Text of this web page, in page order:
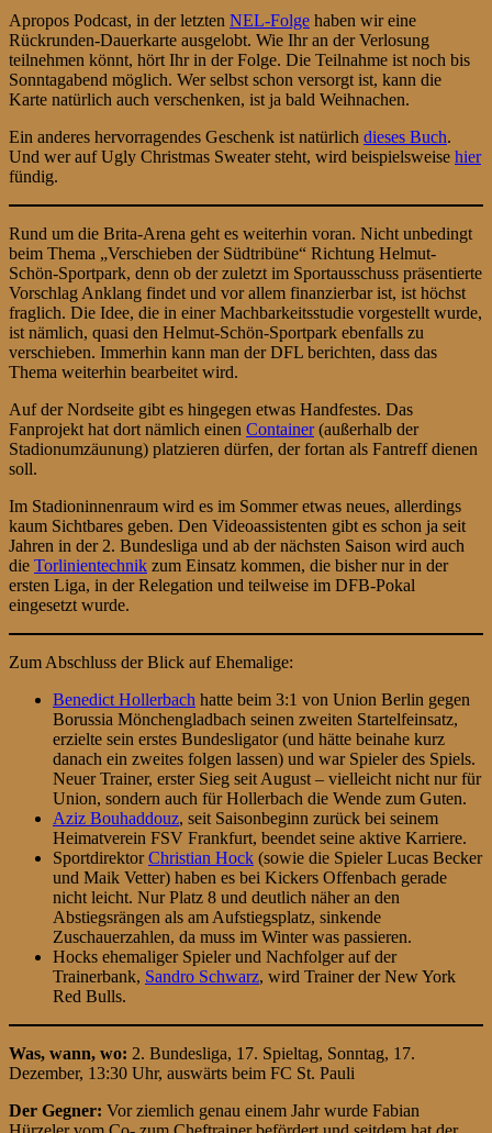
Apropos Podcast, in der letzten NEL-Folge haben wir eine
Rückrunden-Dauerkarte ausgelobt. Wie Ihr an der Verlosung
teilnehmen könnt, hört Ihr in der Folge. Die Teilnahme ist noch bis
Sonntagabend möglich. Wer selbst schon versorgt ist, kann die
Karte natürlich auch verschenken, ist ja bald Weihnachen.
Ein anderes hervorragendes Geschenk ist natürlich dieses Buch.
Und wer auf Ugly Christmas Sweater steht, wird beispielsweise hier
fündig.
Rund um die Brita-Arena geht es weiterhin voran. Nicht unbedingt
beim Thema „Verschieben der Südtribüne“ Richtung Helmut-
Schön-Sportpark, denn ob der zuletzt im Sportausschuss präsentierte
Vorschlag Anklang findet und vor allem finanzierbar ist, ist höchst
fraglich. Die Idee, die in einer Machbarkeitsstudie vorgestellt wurde,
ist nämlich, quasi den Helmut-Schön-Sportpark ebenfalls zu
verschieben. Immerhin kann man der DFL berichten, dass das
Thema weiterhin bearbeitet wird.
Auf der Nordseite gibt es hingegen etwas Handfestes. Das
Fanprojekt hat dort nämlich einen Container(außerhalb der
Stadionumzäunung) platzieren dürfen, der fortan als Fantreff dienen
soll.
Im Stadioninnenraum wird es im Sommer etwas neues, allerdings
kaum Sichtbares geben. Den Videoassistenten gibt es schon ja seit
Jahren in der 2. Bundesliga und ab der nächsten Saison wird auch
die Torlinientechnik zum Einsatz kommen, die bisher nur in der
ersten Liga, in der Relegation und teilweise im DFB-Pokal
eingesetzt wurde.
Zum Abschluss der Blick auf Ehemalige:
Benedict Hollerbach hatte beim 3:1 von Union Berlin gegen
Borussia Mönchengladbach seinen zweiten Startelfeinsatz,
erzielte sein erstes Bundesligator (und hätte beinahe kurz
danach ein zweites folgen lassen) und war Spieler des Spiels.
Neuer Trainer, erster Sieg seit August – vielleicht nicht nur für
Union, sondern auch für Hollerbach die Wende zum Guten.
Aziz Bouhaddouz, seit Saisonbeginn zurück bei seinem
Heimatverein FSV Frankfurt, beendet seine aktive Karriere.
SportdirektorChristian Hock (sowie die Spieler Lucas Becker
und Maik Vetter) haben es bei Kickers Offenbach gerade
nicht leicht. Nur Platz 8 und deutlich näher an den
Abstiegsrängen als am Aufstiegsplatz, sinkende
Zuschauerzahlen, da muss im Winter was passieren.
Hocks ehemaliger Spieler und Nachfolger auf der
Trainerbank, Sandro Schwarz, wird Trainer der New York
Red Bulls.
Was, wann, wo: 2. Bundesliga, 17. Spieltag, Sonntag, 17.
Dezember, 13:30 Uhr, auswärts beim FC St. Pauli
Der Gegner: Vor ziemlich genau einem Jahr wurde Fabian